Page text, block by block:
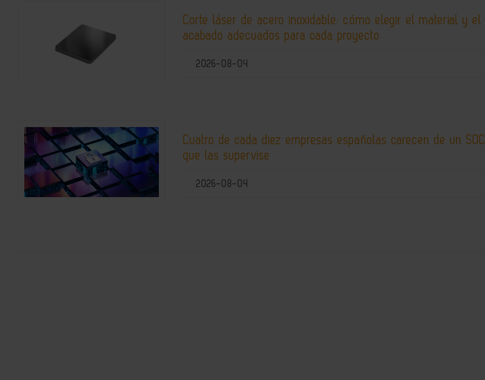
Corte láser de acero inoxidable: cómo elegir el material y el
acabado adecuados para cada proyecto
2026-08-04
Cuatro de cada diez empresas españolas carecen de un SOC
que las supervise
2026-08-04